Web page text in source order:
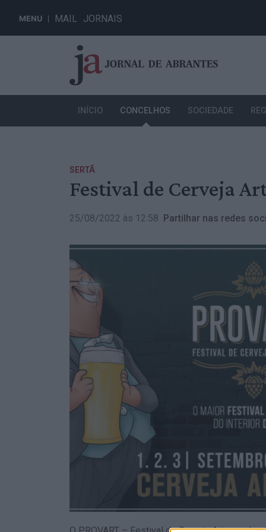
MENU MAIL JORNAIS
INÍCIO CONCELHOS SOCIEDADE
SERTÃ
Festival de Cerveja
25/08/2022 às 12:58 Partilhar nas redes